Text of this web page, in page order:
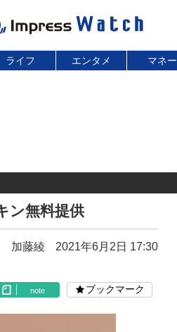
ライフ エンタメ マネー
ン無料提供
加藤綾 2021年6月2日 17:30
note ブックマーク